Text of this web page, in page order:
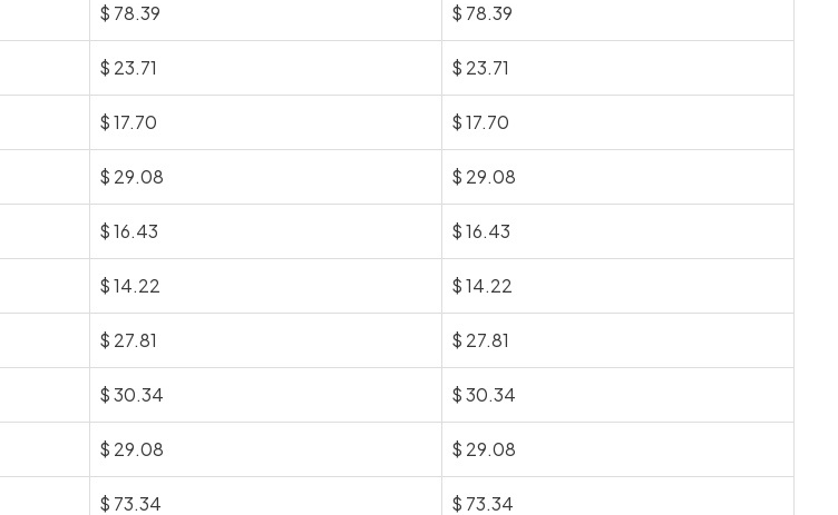
$ 78.39 $ 78.39
$ 23.71 $ 23.71
$17.70 $17.70
$ 29.08 $ 29.08
$16.43 $16.43
$14.22 $14.22
$ 27.81 $ 27.81
$30.34 $30.34
$ 29.08 $ 29.08
$ 73.34 $ 73.34